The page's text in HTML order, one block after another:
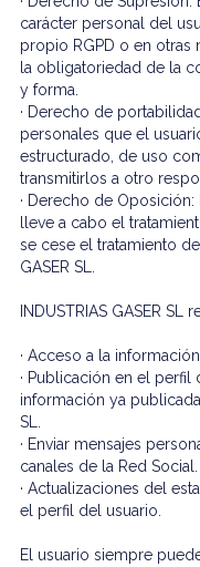
carácter personal del
propio RGPD o en otras
la obligatoriedad de la
y forma.
· Derecho de
personales que el
estructurado, de uso
transmitirlos a otro
· Derecho de
lleve a cabo el
se cese el tratamiento
GASER SL.
INDUSTRIAS GASER
· Acceso a la
· Publicación en el
información ya publicada
SL.
· Enviar mensajes
canales de la Red Social.
· Actualizaciones del
el perfil del usuario.
El usuario siempre